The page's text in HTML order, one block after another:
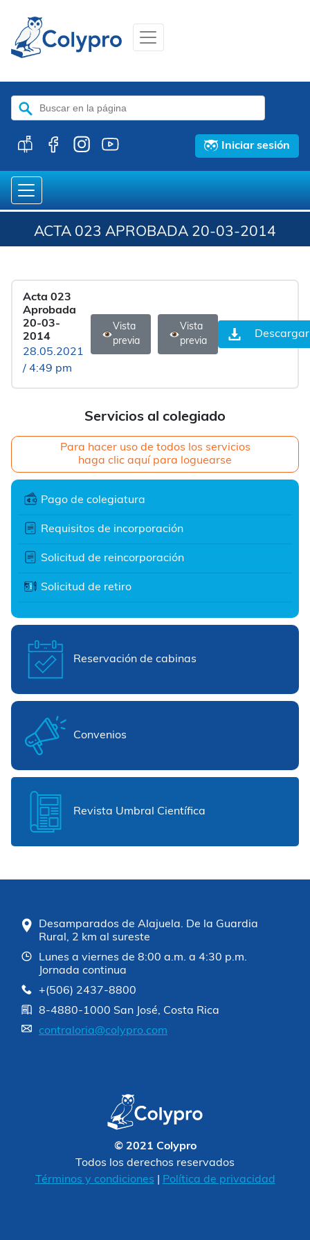
Buscar:
Iniciar sesión
ACTA 023 APROBADA 20-03-2014
Servicios al colegiado
Para hacer uso de todos los servicios
haga clic aquí para loguearse
Pago de colegiatura
Requisitos de incorporación
Solicitud de reincorporación
Solicitud de retiro
Reservación de cabinas
Convenios
Revista Umbral Científica
Acta 023
Aprobada
20-03-
2014
28.05.2021
/ 4:49 pm
Vista
previa
Vista
previa
Descargar
Desamparados de Alajuela. De la Guardia
Rural, 2 km al sureste
Lunes a viernes de 8:00 a.m. a 4:30 p.m.
Jornada continua
+(506) 2437-8800
8-4880-1000 San José, Costa Rica
contraloria@colypro.com
© 2021 Colypro
Todos los derechos reservados
Términos y condiciones
Política de privacidad